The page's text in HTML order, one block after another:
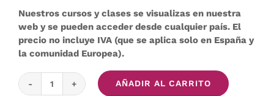
Nuestros cursos y clases se visualizas en nuestra
web y se pueden acceder desde cualquier país. El
precio no incluye IVA (que se aplica solo en España y
la comunidad Europea).
Clases
AÑADIR AL CARRITO